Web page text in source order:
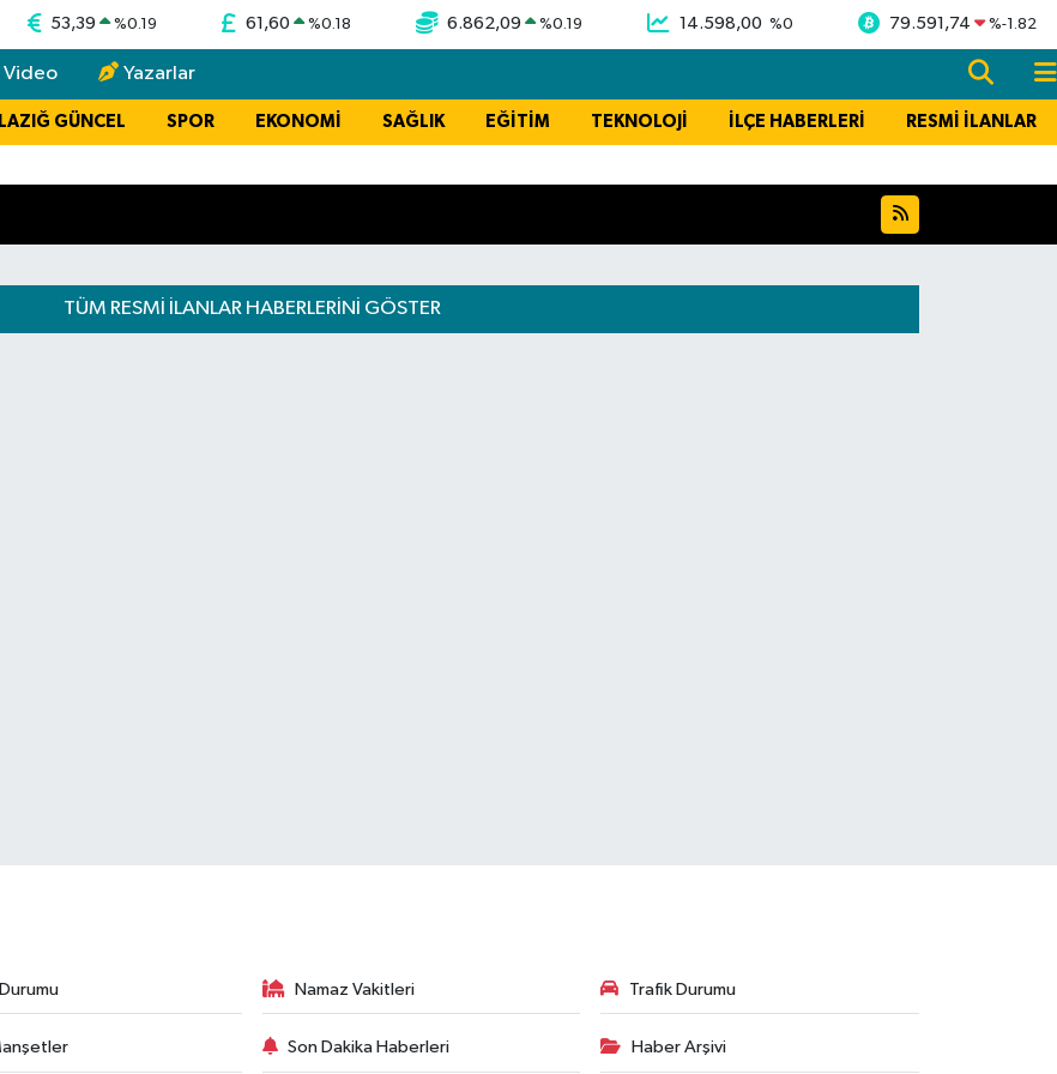
53,39 %0.19 61,60 %0.18 6.862,09 %0.19 14.598,00 %0 79.591,74 %-1.82
Video Yazarlar
GÜNCEL SPOR EKONOMİ SAĞLIK EĞİTİM TEKNOLOJİ İLÇE HABERLERİ RESMİ İLANLAR
TÜM RESMİ İLANLAR HABERLERINI GÖSTER
Namaz Vakitleri Trafik Durumu
Son Dakika Haberleri Haber Arşivi